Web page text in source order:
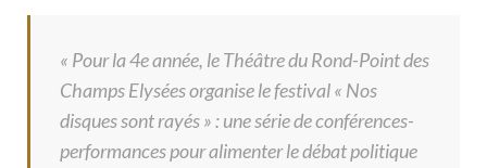
« Pour la 4e année, le Théâtre du Rond-Point des
Champs Elysées organise le festival « Nos
disques sont rayés » : une série de conférences-
performances pour alimenter le débat politique